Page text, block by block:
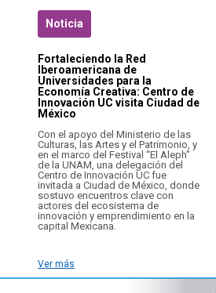
Noticia
Fortaleciendo la Red
Iberoamericana de
Universidades para la
Economía Creativa: Centro de
Innovación UC visita Ciudad de
México
Con el apoyo del Ministerio de las
Culturas, las Artes y el Patrimonio, y
en el marco del Festival “El Aleph”
de la UNAM, una delegación del
Centro de Innovación UC fue
invitada a Ciudad de México, donde
sostuvo encuentros clave con
actores del ecosistema de
innovación y emprendimiento en la
capital Mexicana.
Ver más